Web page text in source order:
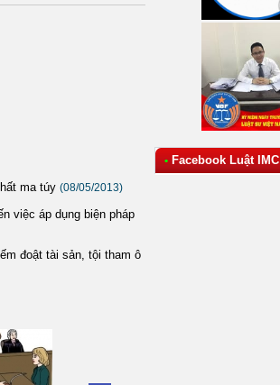
ma túy (08/05/2013)
việc áp dụng biện pháp
đoật tài sản, tội tham ô
• Facebook Luật IMC